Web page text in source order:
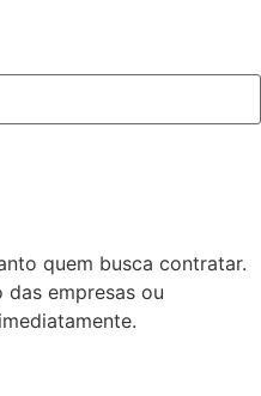
quem busca contratar.
empresas ou